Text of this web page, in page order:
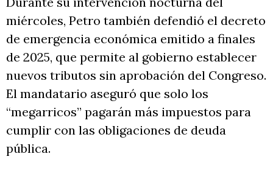
miércoles, Petro también defendió el decreto
de emergencia económica emitido a finales
de 2025, que permite al gobierno establecer
nuevos tributos sin aprobación del Congreso.
El mandatario aseguró que solo los
“megarricos” pagarán más impuestos para
cumplir con las obligaciones de deuda
pública.